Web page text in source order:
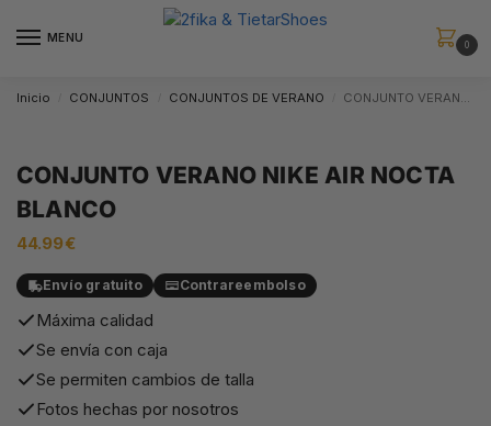
MENU
0
Inicio CONJUNTOS CONJUNTOS DE VERANO CONJUNTO VERANO NIKE AIR NOCTA BLANCO
CONJUNTO VERANO NIKE AIR NOCTA
BLANCO
44.99€
Envío gratuito Contrareembolso
Máxima calidad
Se envía con caja
Se permiten cambios de talla
Fotos hechas por nosotros